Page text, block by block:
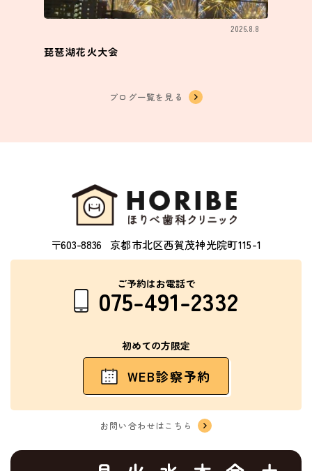
2026.8.8
琵琶湖花火大会
ブログ一覧を見る
〒603-8836 京都市北区西賀茂神光院町115-1
ご予約はお電話で
075-491-2332
初めての方限定
WEB診察予約
お問い合わせはこちら